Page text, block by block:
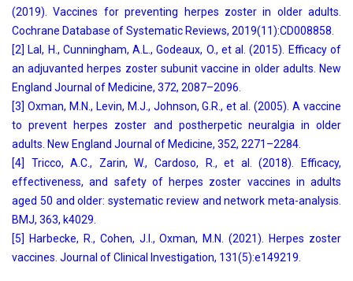
(2019). Vaccines for preventing herpes zoster in older adults.
Cochrane Database of Systematic Reviews, 2019(11):CD008858.
[2] Lal, H., Cunningham, A.L., Godeaux, O., et al. (2015). Efficacy of
an adjuvanted herpes zoster subunit vaccine in older adults. New
England Journal of Medicine, 372, 2087–2096.
[3] Oxman, M.N., Levin, M.J., Johnson, G.R., et al. (2005). A vaccine
to prevent herpes zoster and postherpetic neuralgia in older
adults. New England Journal of Medicine, 352, 2271–2284.
[4] Tricco, A.C., Zarin, W., Cardoso, R., et al. (2018). Efficacy,
effectiveness, and safety of herpes zoster vaccines in adults
aged 50 and older: systematic review and network meta-analysis.
BMJ, 363, k4029.
[5] Harbecke, R., Cohen, J.I., Oxman, M.N. (2021). Herpes zoster
vaccines. Journal of Clinical Investigation, 131(5):e149219.